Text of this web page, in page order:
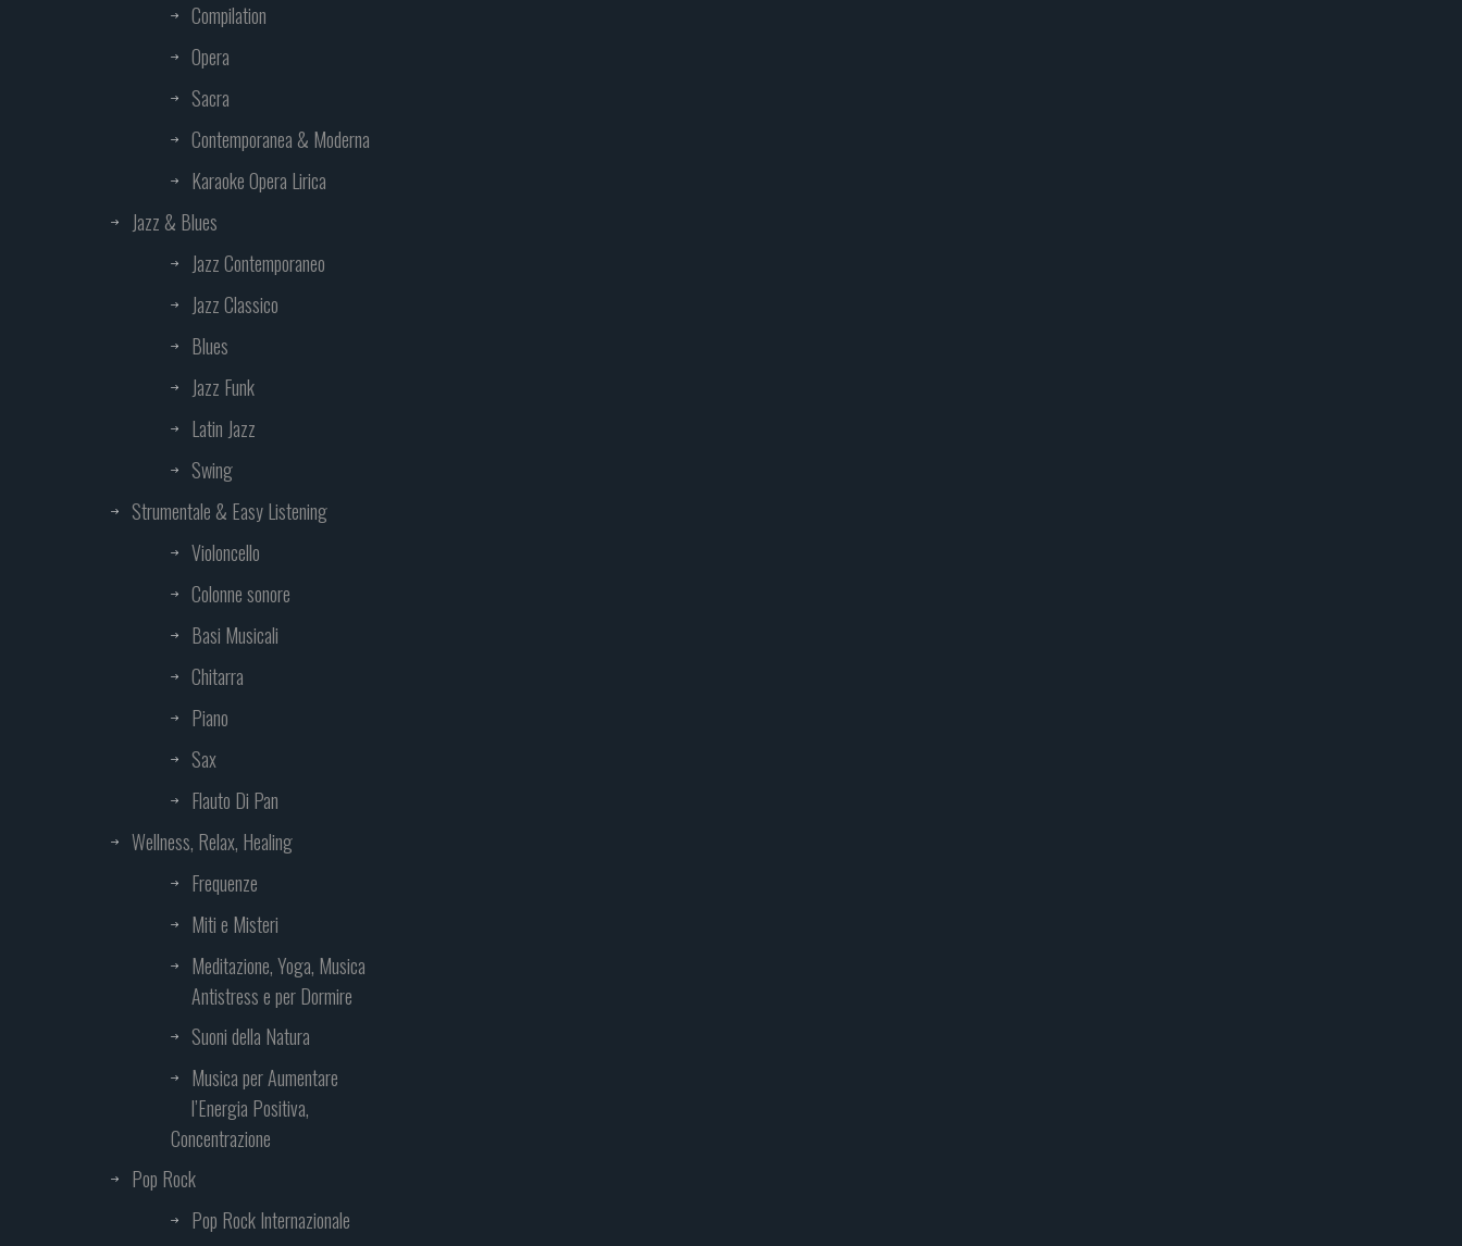
Compilation
Opera
Sacra
Contemporanea & Moderna
Karaoke Opera Lirica
Jazz & Blues
Jazz Contemporaneo
Jazz Classico
Blues
Jazz Funk
Latin Jazz
Swing
Strumentale & Easy Listening
Violoncello
Colonne sonore
Basi Musicali
Chitarra
Piano
Sax
Flauto Di Pan
Wellness, Relax, Healing
Frequenze
Miti e Misteri
Meditazione, Yoga, Musica
Antistress e per Dormire
Suoni della Natura
Musica per Aumentare
l’Energia Positiva,
Concentrazione
Pop Rock
Pop Rock Internazionale